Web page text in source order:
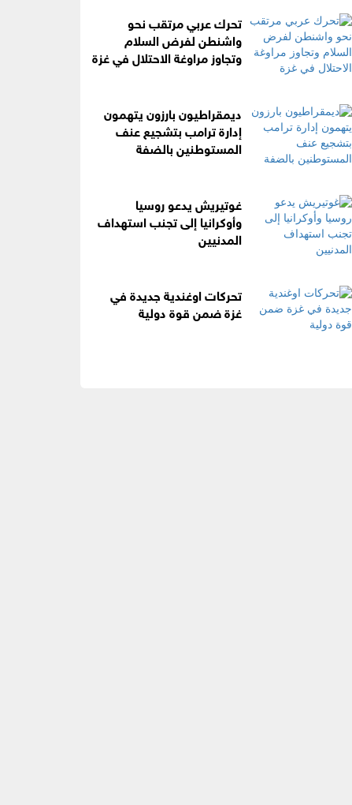
تحرك عربي مرتقب نحو
واشنطن لفرض السلام
وتجاوز مراوغة الاحتلال في غزة
ديمقراطيون بارزون يتهمون
إدارة ترامب بتشجيع عنف
المستوطنين بالضفة
غوتيريش يدعو روسيا
وأوكرانيا إلى تجنب استهداف
المدنيين
تحركات اوغندية جديدة في
غزة ضمن قوة دولية